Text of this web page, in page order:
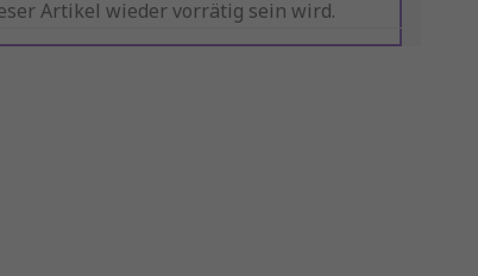
Artikel wieder vorrätig sein wird.